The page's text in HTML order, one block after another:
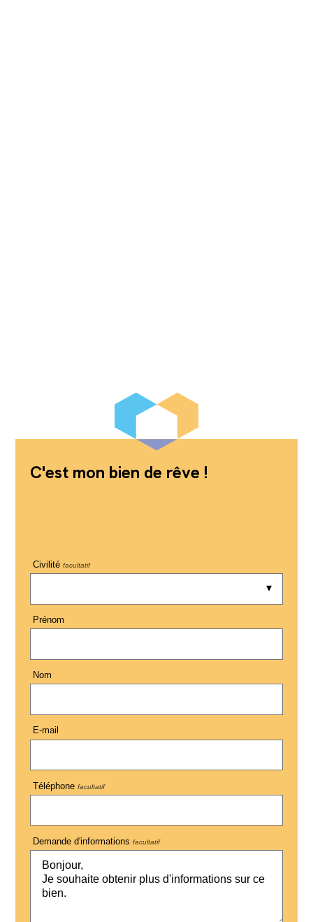
C'est mon bien de rêve !
Civilité facultatif
Prénom
Nom
E-mail
Téléphone facultatif
Demande d'informations facultatif